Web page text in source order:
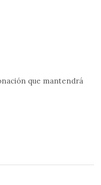
que mantendrá